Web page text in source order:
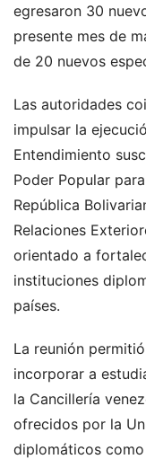
egresaron 30
presente mes de
de 20 nuevos
Las autoridades
impulsar la
Entendimiento
Poder Popular
República
Relaciones
orientado a
instituciones
países.
La reunión
incorporar a
la Cancillería
ofrecidos por la
diplomáticos